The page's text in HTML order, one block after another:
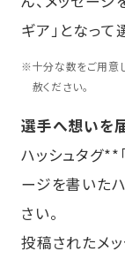
ギア」となって
※十分な数をご用意
赦ください。
選手へ想いを
ハッシュタグ**
ージを書いた
さい。
投稿されたメ